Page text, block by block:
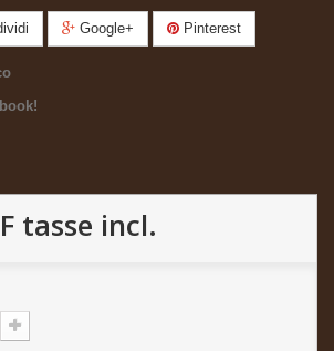
Google+ Pinterest
tasse incl.